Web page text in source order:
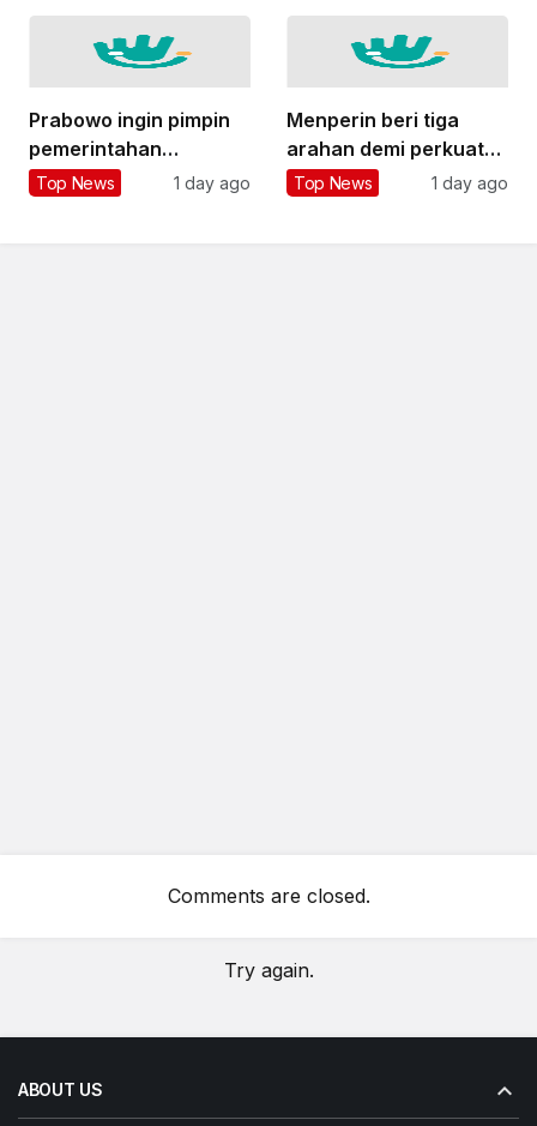
Prabowo ingin pimpin
pemerintahan
berlandaskan fakta
Top News 1 day ago
Menperin beri tiga
arahan demi perkuat
ekosistem startup RI
Top News 1 day ago
Comments are closed.
Try again.
ABOUT US